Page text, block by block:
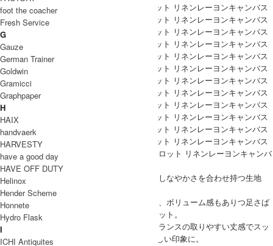
HARVESTY(ハーベスティ)より、ロングキュロット リネンレーヨンキャンバ
ス。
リネンのサラリとした風合いと、レーヨンのしなやかさを合わせ持つ生地
感。
スカートのようなふんわりとしたシルエット、ボリューム感もありつ足さば
きも楽に行え、軽い履き心地が特徴のキュロット。
ウエストは、後ろがゴムのイージー仕様、バランスの取りやすい丈感でスッ
キリとキレイなAラインシルエットが女性らしい印象に。
foot the coacher
Fresh Service
G
Gauze
German Trainer
Goldwin
Gramicci
Graphpaper
H
HAIX
handvaerk
HARVESTY
have a good day
HAVE OFF DUTY
Helinox
Hender Scheme
Honnete
Hydro Flask
I
ICHI Antiquites